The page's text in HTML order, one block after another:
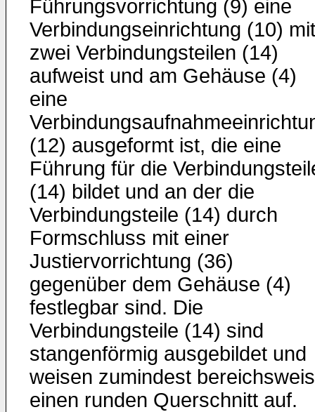
Führungsvorrichtung (9) eine
Verbindungseinrichtung (10) mit
zwei Verbindungsteilen (14)
aufweist und am Gehäuse (4)
eine
(12) ausgeformt ist, die eine
Führung für die
(14) bildet und an der die
Verbindungsteile (14) durch
Formschluss mit einer
Justiervorrichtung (36)
gegenüber dem Gehäuse (4)
festlegbar sind. Die
Verbindungsteile (14) sind
stangenförmig ausgebildet und
weisen zumindest
einen runden Querschnitt auf.